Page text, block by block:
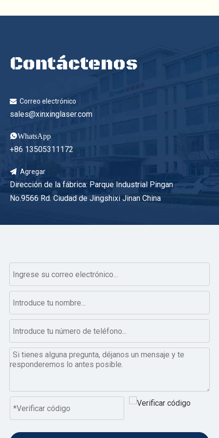
Contáctenos
 Correo electrónico
sales@xinxinglaser.com
WhatsApp
+86 13505311172
 Agregar
Dirección de la fábrica: Parque Industrial Pingan
No.9566 Rd. Ciudad de Jingshixi Jinan China